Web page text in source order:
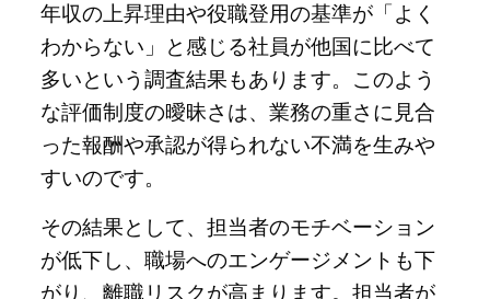
年収の上昇理由や役職登用の基準が「よく
わからない」と感じる社員が他国に比べて
多いという調査結果もあります。このよう
な評価制度の曖昧さは、業務の重さに見合
った報酬や承認が得られない不満を生みや
すいのです。
その結果として、担当者のモチベーション
が低下し、職場へのエンゲージメントも下
がり、離職リスクが高まります。担当者が